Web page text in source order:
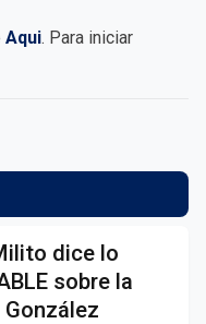
Aqui. Para iniciar
dice lo
sobre la